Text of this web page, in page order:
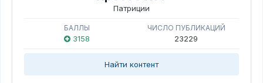
Патриции
БАЛЛЫ
3158
ЧИСЛО ПУБЛИКАЦИЙ
23229
Найти контент